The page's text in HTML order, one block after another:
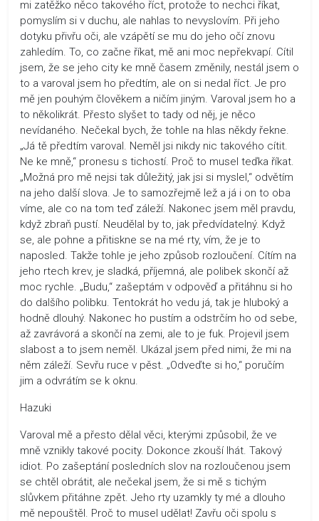
mi zatěžko něco takového říct, protože to nechci říkat,
pomyslím si v duchu, ale nahlas to nevyslovím. Při jeho
dotyku přivřu oči, ale vzápětí se mu do jeho očí znovu
zahledím. To, co začne říkat, mě ani moc nepřekvapí. Cítil
jsem, že se jeho city ke mně časem změnily, nestál jsem o
to a varoval jsem ho předtím, ale on si nedal říct. Je pro
mě jen pouhým člověkem a ničím jiným. Varoval jsem ho a
to několikrát. Přesto slyšet to tady od něj, je něco
nevídaného. Nečekal bych, že tohle na hlas někdy řekne.
„Já tě předtím varoval. Neměl jsi nikdy nic takového cítit.
Ne ke mně,“ pronesu s tichostí. Proč to musel teďka říkat.
„Možná pro mě nejsi tak důležitý, jak jsi si myslel,“ odvětím
na jeho další slova. Je to samozřejmě lež a já i on to oba
víme, ale co na tom teď záleží. Nakonec jsem měl pravdu,
když zbraň pustí. Neudělal by to, jak předvídatelný. Když
se, ale pohne a přitiskne se na mé rty, vím, že je to
naposled. Takže tohle je jeho způsob rozloučení. Cítím na
jeho rtech krev, je sladká, příjemná, ale polibek skončí až
moc rychle. „Budu,“ zašeptám v odpověď a přitáhnu si ho
do dalšího polibku. Tentokrát ho vedu já, tak je hluboký a
hodně dlouhý. Nakonec ho pustím a odstrčím ho od sebe,
až zavrávorá a skončí na zemi, ale to je fuk. Projevil jsem
slabost a to jsem neměl. Ukázal jsem před nimi, že mi na
něm záleží. Sevřu ruce v pěst. „Odveďte si ho,“ poručím
jim a odvrátím se k oknu.
Hazuki
Varoval mě a přesto dělal věci, kterými způsobil, že ve
mně vznikly takové pocity. Dokonce zkouší lhát. Takový
idiot. Po zašeptání posledních slov na rozloučenou jsem
se chtěl obrátit, ale nečekal jsem, že si mě s tichým
slůvkem přitáhne zpět. Jeho rty uzamkly ty mé a dlouho
mě nepouštěl. Proč to musel udělat! Zavřu oči spolu s